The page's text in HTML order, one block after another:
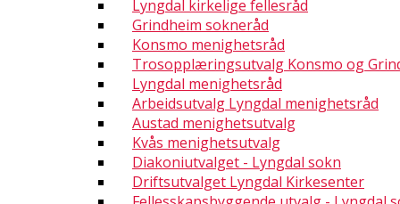
Lyngdal kirkelige fellesråd
Grindheim sokneråd
Konsmo menighetsråd
Trosopplæringsutvalg Konsmo og
Lyngdal menighetsråd
Arbeidsutvalg Lyngdal menighetsråd
Austad menighetsutvalg
Kvås menighetsutvalg
Diakoniutvalget - Lyngdal sokn
Driftsutvalget Lyngdal Kirkesenter